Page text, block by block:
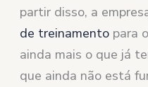
partir disso, a
de treinamento para
ainda mais o que já
que ainda não está